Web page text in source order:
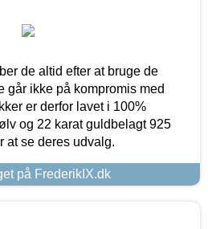
de altid efter at bruge de
går ikke på kompromis med
er derfor lavet i 100%
og 22 karat guldbelagt 925
at se deres udvalg.
på FrederikIX.dk